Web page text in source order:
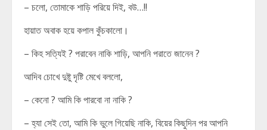
– চলো, তোমাকে শাড়ি পরিয়ে দিই, বউ…!!
হায়াত অবাক হয়ে কপাল কুঁচকালো।
– কিহ সত্যিই ? পরাবেন নাকি শাড়ি, আপনি পরাতে জানেন ?
আদিব চোখে দুষ্টু দৃষ্টি মেখে বললো,
– কেনো ? আমি কি পারবো না নাকি ?
– হ্যা সেই তো, আমি কি ভুলে গিয়েছি নাকি, বিয়ের কিছুদিন পর আপনি